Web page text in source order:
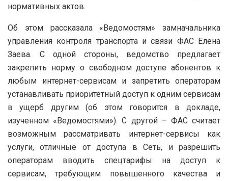
нормативных актов.
Об этом рассказала «Ведомостям» замначальника
управления контроля транспорта и связи ФАС Елена
Заева. С одной стороны, ведомство предлагает
закрепить норму о свободном доступе абонентов к
любым интернет-сервисам и запретить операторам
устанавливать приоритетный доступ к одним сервисам
в ущерб другим (об этом говорится в докладе,
изученном «Ведомостями»). С другой – ФАС считает
возможным рассматривать интернет-сервисы как
услуги, отличные от доступа в Сеть, и разрешить
операторам вводить спецтарифы на доступ к
сервисам, требующим повышенного качества и